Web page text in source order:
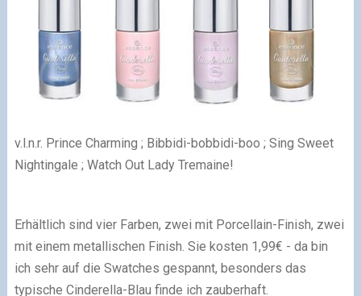
v.l.n.r. Prince Charming ; Bibbidi-bobbidi-boo ; Sing Sweet
Nightingale ; Watch Out Lady Tremaine!
Erhältlich sind vier Farben, zwei mit Porcellain-Finish, zwei
mit einem metallischen Finish. Sie kosten 1,99€ - da bin
ich sehr auf die Swatches gespannt, besonders das
typische Cinderella-Blau finde ich zauberhaft.